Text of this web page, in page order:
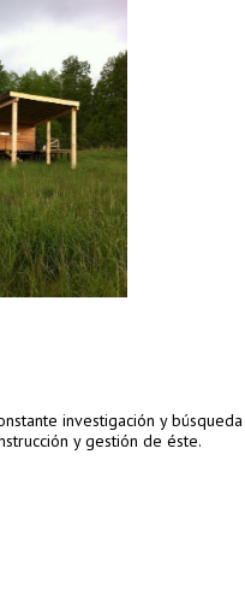
investigación y búsqueda
y gestión de éste.